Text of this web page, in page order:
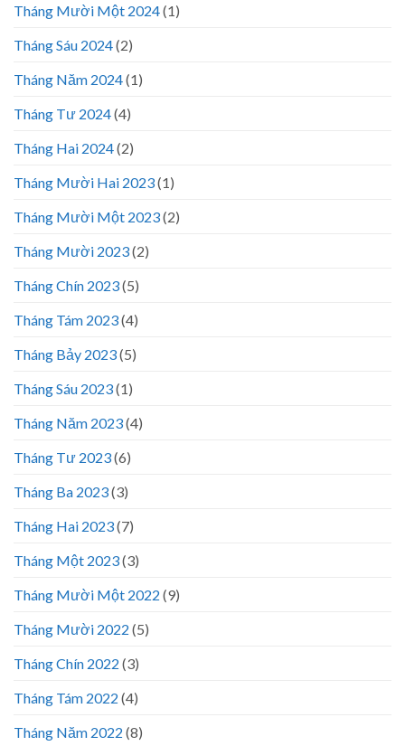
Tháng Mười Một 2024(1)
Tháng Sáu 2024(2)
Tháng Năm 2024(1)
Tháng Tư 2024(4)
Tháng Hai 2024(2)
Tháng Mười Hai 2023(1)
Tháng Mười Một 2023(2)
Tháng Mười 2023(2)
Tháng Chín 2023(5)
Tháng Tám 2023(4)
Tháng Bảy 2023(5)
Tháng Sáu 2023(1)
Tháng Năm 2023(4)
Tháng Tư 2023(6)
Tháng Ba 2023(3)
Tháng Hai 2023(7)
Tháng Một 2023(3)
Tháng Mười Một 2022 (9)
Tháng Mười 2022 (5)
Tháng Chín 2022 (3)
Tháng Tám 2022 (4)
Tháng Năm 2022 (8)